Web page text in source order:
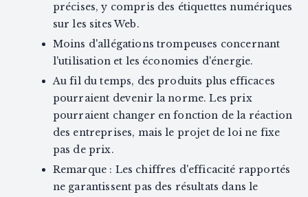
précises, y compris des étiquettes numériques
sur les sites Web.
Moins d'allégations trompeuses concernant
l'utilisation et les économies d'énergie.
Au fil du temps, des produits plus efficaces
pourraient devenir la norme. Les prix
pourraient changer en fonction de la réaction
des entreprises, mais le projet de loi ne fixe
pas de prix.
Remarque : Les chiffres d'efficacité rapportés
ne garantissent pas des résultats dans le